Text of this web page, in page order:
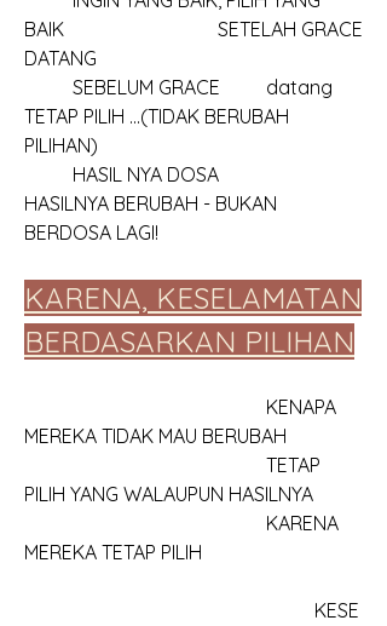
BAIK				SETELAH GRACE
DATANG
TETAP PILIH ...(TIDAK BERUBAH
HASILNYA BERUBAH - BUKAN
BERDOSA LAGI!
KARENA, KESELAMATAN
BERDASARKAN PILIHAN
MEREKA TIDAK MAU BERUBAH
PILIH YANG WALAUPUN HASILNYA
MEREKA TETAP PILIH